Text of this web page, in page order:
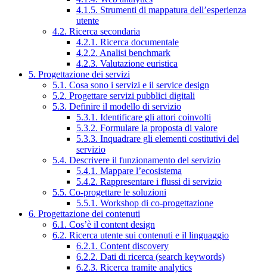
4.1.5. Strumenti di mappatura dell’esperienza
utente
4.2. Ricerca secondaria
4.2.1. Ricerca documentale
4.2.2. Analisi benchmark
4.2.3. Valutazione euristica
5. Progettazione dei servizi
5.1. Cosa sono i servizi e il service design
5.2. Progettare servizi pubblici digitali
5.3. Definire il modello di servizio
5.3.1. Identificare gli attori coinvolti
5.3.2. Formulare la proposta di valore
5.3.3. Inquadrare gli elementi costitutivi del
servizio
5.4. Descrivere il funzionamento del servizio
5.4.1. Mappare l’ecosistema
5.4.2. Rappresentare i flussi di servizio
5.5. Co-progettare le soluzioni
5.5.1. Workshop di co-progettazione
6. Progettazione dei contenuti
6.1. Cos’è il content design
6.2. Ricerca utente sui contenuti e il linguaggio
6.2.1. Content discovery
6.2.2. Dati di ricerca (search keywords)
6.2.3. Ricerca tramite analytics